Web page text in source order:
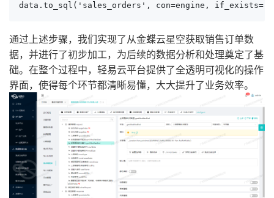
data.to_sql('sales_orders', con=engine,
通过上述步骤，我们实现了从金蝶云星空获取销售订单数
据，并进行了初步加工，为后续的数据分析和处理奠定了基
础。在整个过程中，轻易云平台提供了全透明可视化的操作
界面，使得每个环节都清晰易懂，大大提升了业务效率。